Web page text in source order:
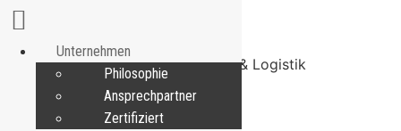
Unternehmen
Philosophie
Ansprechpartner
Zertifiziert